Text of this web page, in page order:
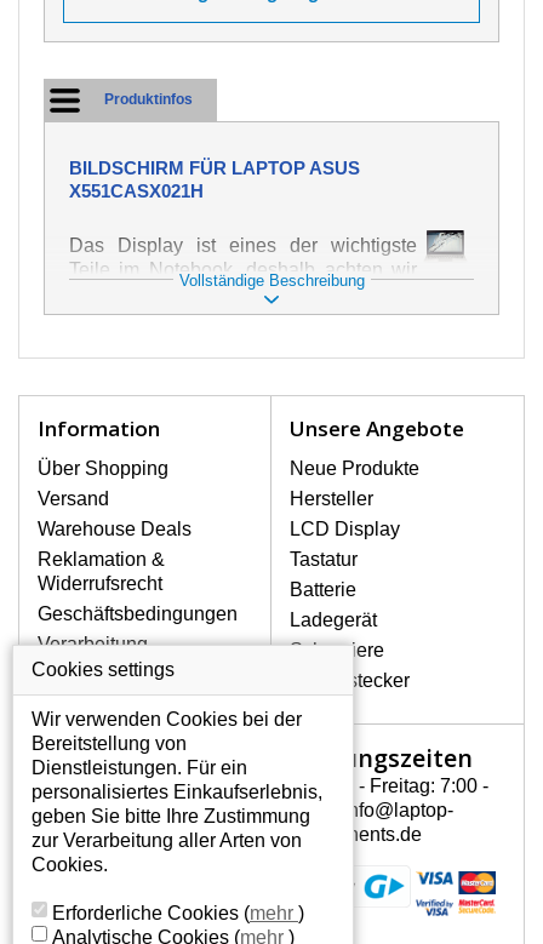
Produktinfos
BILDSCHIRM FÜR LAPTOP ASUS
X551CASX021H
Das Display ist eines der wichtigste
Teile im Notebook, deshalb achten wir
auf höchste Qualität dieses Ersatzteils.
Er dient zur Darstellung von Texten und
schnell, deshalb ist es wichtig, mit dem
Zu den häufigsten Beschädigungen
gehören mechanische Schäden, z. B.
ein geborstenes Display oder Risse.
Ferner senkrechte Streifen, das Display
leuchtet nicht, blinkt unregelmäßig oder
ist ungleichmäßig hell.
LCD DISPLAYS ASUS
X551CASX021H VON
HÖCHSTER QUALITÄT!
Originaldisplays, die die hohe
Qualitätsklasse A+ erfüllen, also
ohne mangelhafte Pixel, und
zwar über die gesamte
Garantiezeit.
WIE KÖNNEN SIE FESTSTELLEN,
WELCHES DISPLAY SIE FÜR IHREN
NOTEBOOK BRAUCHEN ASUS
Vollständige Beschreibung
Information
Über Shopping
Versand
Warehouse Deals
Reklamation &
Widerrufsrecht
Geschäftsbedingungen
Verarbeitung
personenbezogener
Daten
Über uns - Impressum
Unsere Angebote
Neue Produkte
Hersteller
LCD Display
Tastatur
Batterie
Ladegerät
Scharniere
Gerätestecker
Mein Konto
Mein Konto
Persönliche Daten
Addressen
Öffnungszeiten
Montag - Freitag: 7:00 -
15:30 info@laptop-
components.de
Cookies settings
Wir verwenden Cookies bei der
Bereitstellung von
Dienstleistungen. Für ein
personalisiertes Einkaufserlebnis,
geben Sie bitte Ihre Zustimmung
zur Verarbeitung aller Arten von
Cookies.
Erforderliche Cookies (mehr )
Analytische Cookies (mehr )